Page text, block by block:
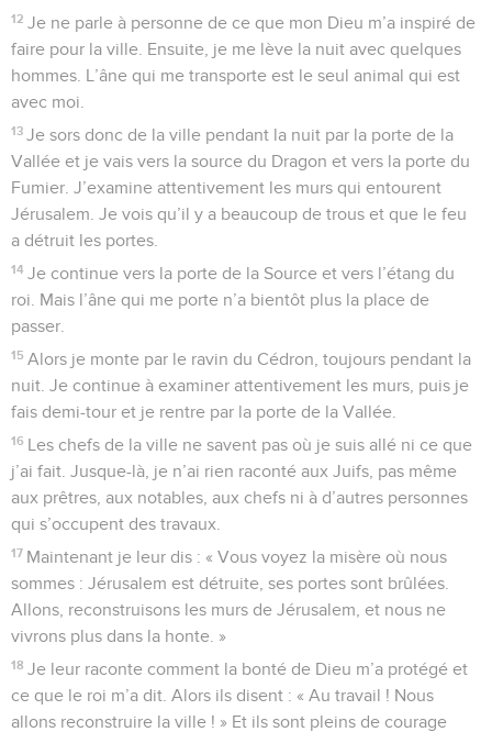
12 Je ne parle à personne de ce que mon Dieu m’a inspiré de
faire pour la ville. Ensuite, je me lève la nuit avec quelques
hommes. L’âne qui me transporte est le seul animal qui est
avec moi.
13 Je sors donc de la ville pendant la nuit par la porte de la
Vallée et je vais vers la source du Dragon et vers la porte du
Fumier. J’examine attentivement les murs qui entourent
Jérusalem. Je vois qu’il y a beaucoup de trous et que le feu
a détruit les portes.
14 Je continue vers la porte de la Source et vers l’étang du
roi. Mais l’âne qui me porte n’a bientôt plus la place de
passer.
15 Alors je monte par le ravin du Cédron, toujours pendant la
nuit. Je continue à examiner attentivement les murs, puis je
fais demi-tour et je rentre par la porte de la Vallée.
16 Les chefs de la ville ne savent pas où je suis allé ni ce que
j’ai fait. Jusque-là, je n’ai rien raconté aux Juifs, pas même
aux prêtres, aux notables, aux chefs ni à d’autres personnes
qui s’occupent des travaux.
17 Maintenant je leur dis : « Vous voyez la misère où nous
sommes : Jérusalem est détruite, ses portes sont brûlées.
Allons, reconstruisons les murs de Jérusalem, et nous ne
vivrons plus dans la honte. »
18 Je leur raconte comment la bonté de Dieu m’a protégé et
ce que le roi m’a dit. Alors ils disent : « Au travail ! Nous
allons reconstruire la ville ! » Et ils sont pleins de courage